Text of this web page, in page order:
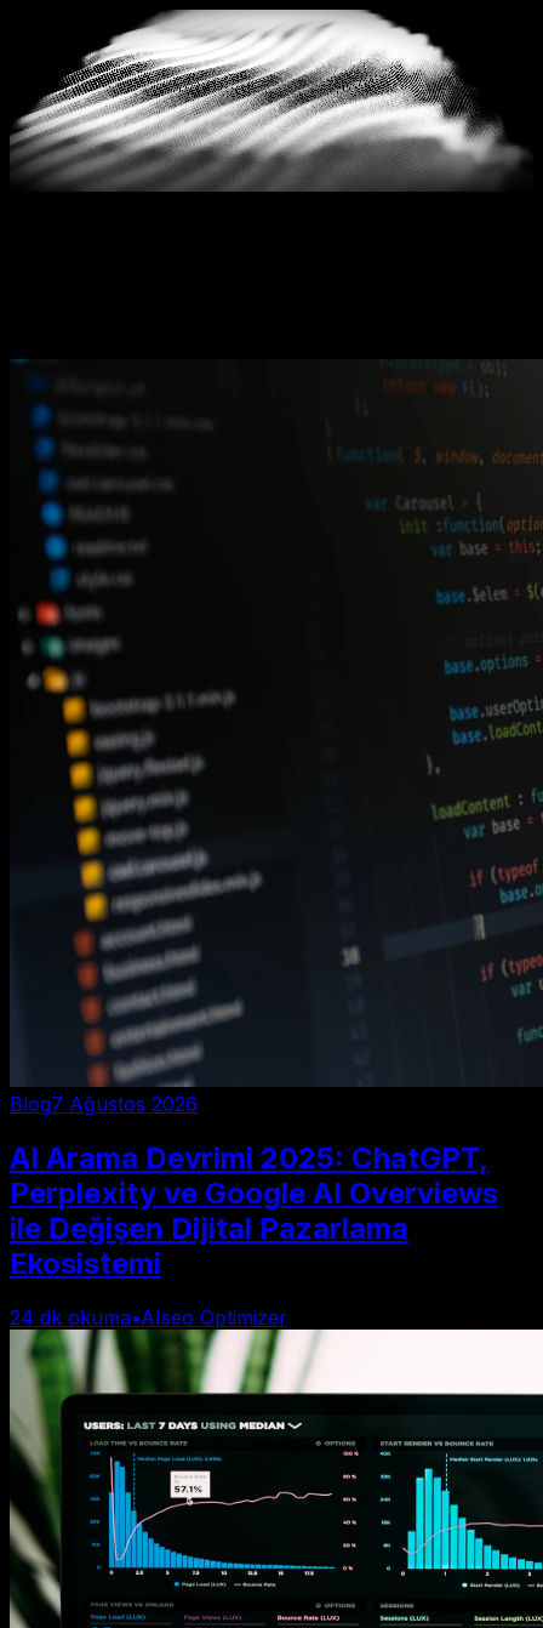
Blog7 Ağustos 2026
AI Arama Devrimi 2025: ChatGPT,
Perplexity ve Google AI Overviews
ile Değişen Dijital Pazarlama
Ekosistemi
24 dk okuma•AIseo Optimizer